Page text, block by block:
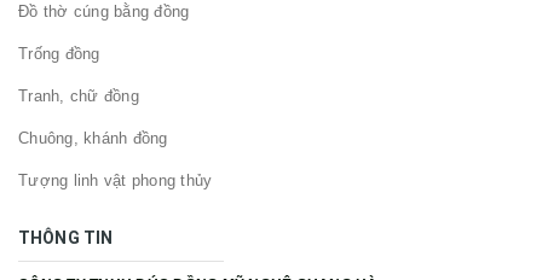
Đồ thờ cúng bằng đồng
Trống đồng
Tranh, chữ đồng
Chuông, khánh đồng
Tượng linh vật phong thủy
THÔNG TIN